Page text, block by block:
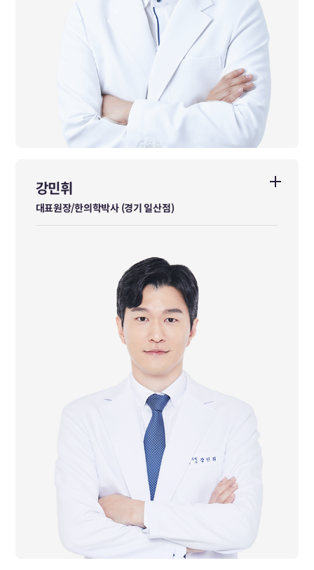
강민휘
대표원장/한의학박사 (경기 일산점)
강민휘
대표원장/한의학박사 (경기 일산점)
동국대학교대학원 한의학박사
동국대학교 한의과대학 졸업
前 다이트한의원 본점 수석원장